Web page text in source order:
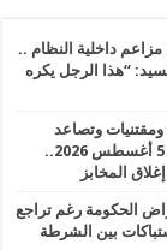
مزاعم داخلية النظام ..
السيد: “هذا الرجل يكره
ومقتنيات وتصاعد
الانتهاكات ضد المعتقلات في سجن العاشر نساء.. الأربعاء 5 أغسطس 2026..
المخابز
الحكومة رغم تراجع
4 أغسطس 2026.. تجدد الاشتباكات بين الشرطة